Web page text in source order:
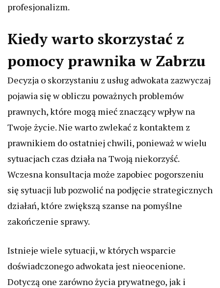
profesjonalizm.
Kiedy warto skorzystać z
pomocy prawnika w Zabrzu
Decyzja o skorzystaniu z usług adwokata zazwyczaj
pojawia się w obliczu poważnych problemów
prawnych, które mogą mieć znaczący wpływ na
Twoje życie. Nie warto zwlekać z kontaktem z
prawnikiem do ostatniej chwili, ponieważ w wielu
sytuacjach czas działa na Twoją niekorzyść.
Wczesna konsultacja może zapobiec pogorszeniu
się sytuacji lub pozwolić na podjęcie strategicznych
działań, które zwiększą szanse na pomyślne
zakończenie sprawy.
Istnieje wiele sytuacji, w których wsparcie
doświadczonego adwokata jest nieocenione.
Dotyczą one zarówno życia prywatnego, jak i